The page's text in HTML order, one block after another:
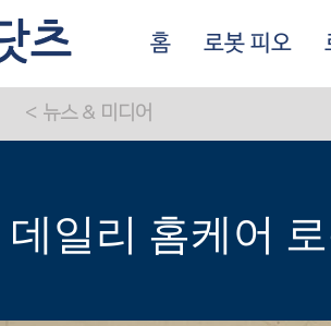
홈 로봇 피오
< 뉴스 & 미디어
데일리 홈케어